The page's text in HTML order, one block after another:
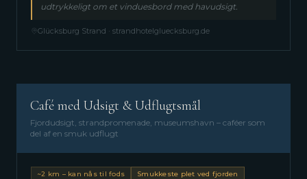
udtrykkeligt om et vinduesbord med havudsigt.
Glücksburg Strand · strandhotelgluecksburg.de
Café med Udsigt & Udflugtsmål
Fjordudsigt, strandpromenade, museumshavn – caféer som
del af en smuk udflugt
~2 km – kan nås til fods Smukkeste plet ved fjorden